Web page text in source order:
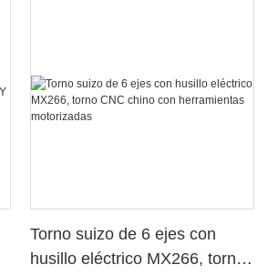
Torno suizo de 6 ejes con
husillo eléctrico MX266, torno